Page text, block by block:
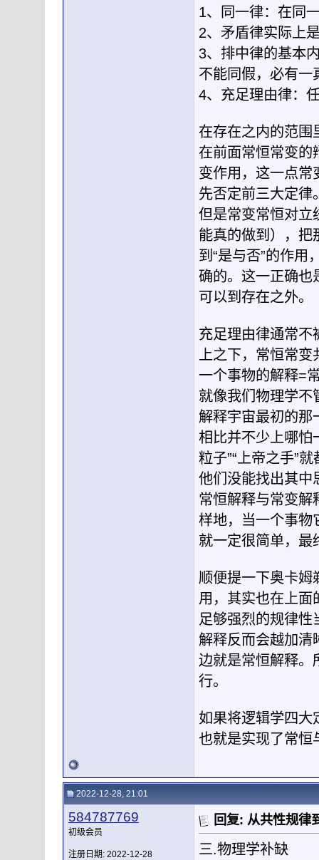
1、同一律：在同
2、矛盾律实际上
3、排中律的基本
不能同假，必有一
4、充足理由律：
在存在之内的范围
在前面常恒常变的
变作用，这一点常
先否定前三大定律
但是常变常恒对立
能真的做到），把
到“是与否”的作用
确的。这一正确也
可以到存在之外。
充足理由律通常不
上之下，常恒常
一个事物的解释=
就像我们物理学不
解释宇宙最初的那
相比并不少上哪怕
粒子”“上帝之手”
他们没能找出其中
常恒解释与常变解
样地，当一个事物
就一定很简单，最
顺便提一下奥卡姆
用，其实也在上面
足够强烈的规律性
解释反而会越加清
边就是常恒解释。
行。
如果将逻辑学四大
也就是实现了常恒
2022-12-28, 21:01
584787769
初级会员
注册日期: 2022-12-28
回复: 从共性规律
三.物理学补缺